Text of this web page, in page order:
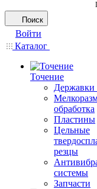
Поиск
Войти
Каталог
Точение
Державки
обработка
Пластины
Цельные
резцы
системы
Запчасти